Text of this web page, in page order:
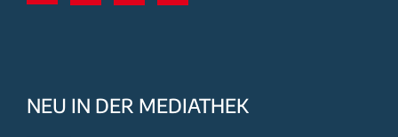
NEU IN DER MEDIATHEK